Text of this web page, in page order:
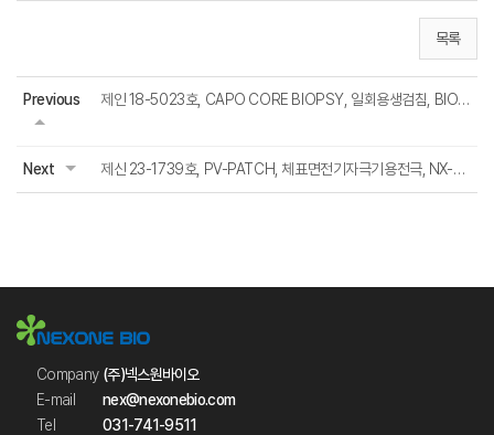
목록
Previous 제인 18-5023호, CAPO CORE BIOPSY, 일회용생검침, BIOPS-L01 외 2건
Next 제신 23-1739호, PV-PATCH, 체표면전기자극기용전극, NX-PV001 외 1건
Company (주)넥스원바이오
E-mail
nex@nexonebio.com
Tel
031-741-9511